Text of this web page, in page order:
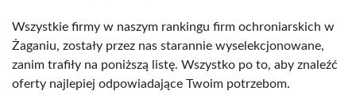
Wszystkie firmy w naszym rankingu firm ochroniarskich w
Żaganiu, zostały przez nas starannie wyselekcjonowane,
zanim trafiły na poniższą listę. Wszystko po to, aby znaleźć
oferty najlepiej odpowiadające Twoim potrzebom.